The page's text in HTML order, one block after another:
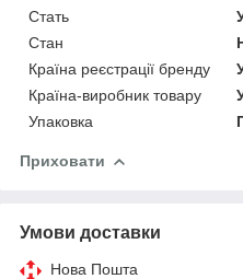
Стать
Стан
Країна реєстрації бренду
Країна-виробник товару
Упаковка
Приховати
Умови доставки
Нова Пошта